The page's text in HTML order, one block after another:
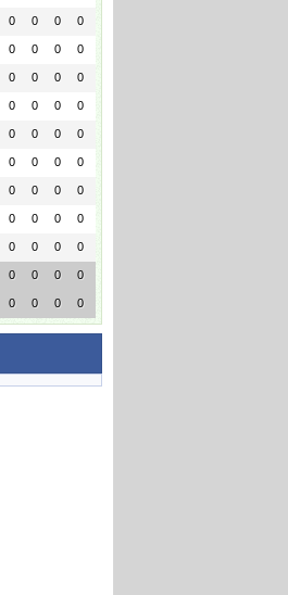
0
0
0
0
0
0
0
0
0
0
0
0
0
0
0
0
0
0
0
0
0
0
0
0
0
0
0
0
0
0
0
0
0
0
0
0
0
0
0
0
0
0
0
0